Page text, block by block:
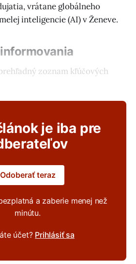
vrátane globálneho
inteligencie (AI) v Ženeve.
zoznam kľúčových
je iba pre
Odoberať teraz
a zaberie menej než
minútu.
účet? Prihlásiť sa